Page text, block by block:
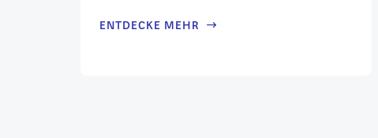
ENTDECKE MEHR